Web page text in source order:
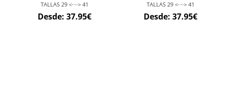
TALLAS 29 <····> 41
Desde: 37.95€
TALLAS 29 <····> 41
Desde:37.95€